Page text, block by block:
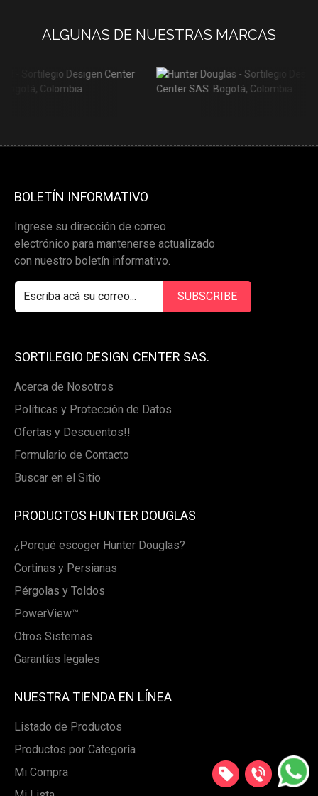
ALGUNAS DE NUESTRAS MARCAS
BOLETÍN INFORMATIVO
Ingrese su dirección de correo
electrónico para mantenerse actualizado
con nuestro boletín informativo.
SORTILEGIO DESIGN CENTER SAS.
Acerca de Nosotros
Políticas y Protección de Datos
Ofertas y Descuentos!!
Formulario de Contacto
Buscar en el Sitio
PRODUCTOS HUNTER DOUGLAS
¿Porqué escoger Hunter Douglas?
Cortinas y Persianas
Pérgolas y Toldos
PowerView™
Otros Sistemas
Garantías legales
NUESTRA TIENDA EN LÍNEA
Listado de Productos
Productos por Categoría
Mi Compra